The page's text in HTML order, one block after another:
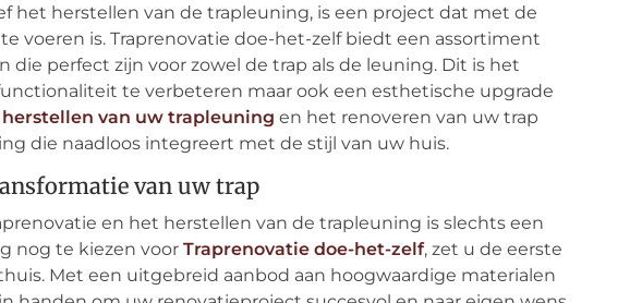
het herstellen van de trapleuning, is een project dat met de
voeren is. Traprenovatie doe-het-zelf biedt een assortiment
die perfect zijn voor zowel de trap als de leuning. Dit is het
te verbeteren maar ook een esthetische upgrade
herstellen van uw trapleuning en het renoveren van uw trap
die naadloos integreert met de stijl van uw huis.
van uw trap
en het herstellen van de trapleuning is slechts een
nog te kiezen voor Traprenovatie doe-het-zelf, zet u de eerste
Met een uitgebreid aanbod aan hoogwaardige materialen